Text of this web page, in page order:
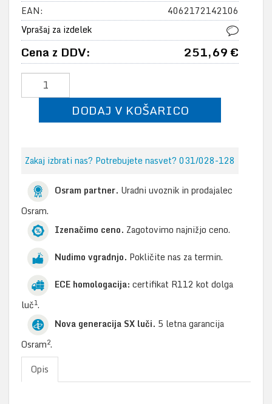
EAN:
4062172142106
Vprašaj za izdelek
Cena z DDV: 251,69 €
DODAJ V KOŠARICO
Zakaj izbrati nas? Potrebujete nasvet? 031/028-128
Osram partner. Uradni uvoznik in prodajalec
Osram.
Izenačimo ceno. Zagotovimo najnižjo ceno.
Nudimo vgradnjo. Pokličite nas za termin.
ECE homologacija: certifikat R112 kot dolga
luč1.
Nova generacija SX luči. 5 letna garancija
Osram2.
Opis